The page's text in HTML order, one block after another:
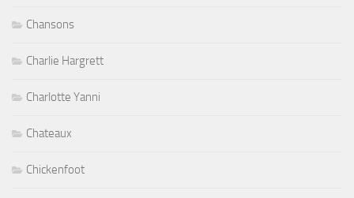
Chansons
Charlie Hargrett
Charlotte Yanni
Chateaux
Chickenfoot